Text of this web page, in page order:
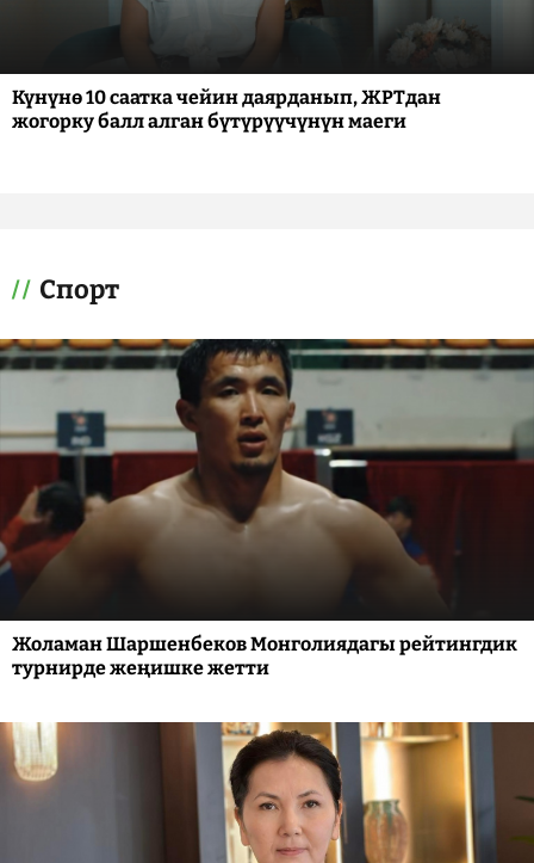
Күнүнө 10 саатка чейин даярданып, ЖРТдан
жогорку балл алган бүтүрүүчүнүн маеги
Спорт
Жоламан Шаршенбеков Монголиядагы рейтингдик
турнирде жеңишке жетти